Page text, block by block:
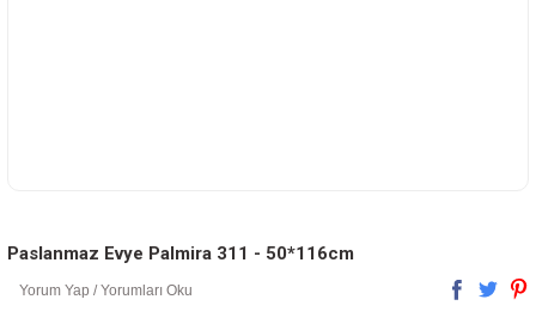
Paslanmaz Evye Palmira 311 - 50*116cm
Yorum Yap / Yorumları Oku